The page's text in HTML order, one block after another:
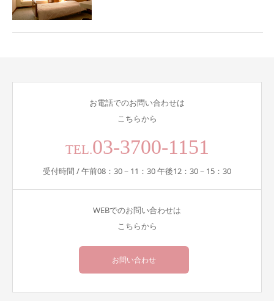
お電話でのお問い合わせは
こちらから
TEL.03-3700-1151
受付時間 / 午前08：30－11：30 午後12：30－15：30
WEBでのお問い合わせは
こちらから
お問い合わせ